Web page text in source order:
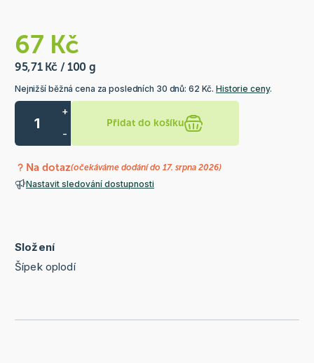
67 Kč
95,71 Kč / 100 g
Nejnižší běžná cena za posledních 30 dnů: 62 Kč.Historie ceny.
+
-
Přidat do košíku
Na dotaz(očekáváme dodání do 17. srpna 2026)
Nastavit sledování dostupnosti
Složení
Šípek oplodí